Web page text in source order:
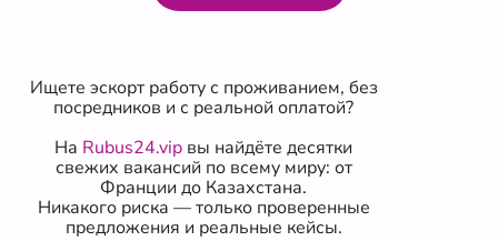
Ищете эскорт работу с проживанием, без
посредников и с реальной оплатой?
На Rubus24.vip вы найдёте десятки
свежих вакансий по всему миру: от
Франции до Казахстана.
Никакого риска — только проверенные
предложения и реальные кейсы.